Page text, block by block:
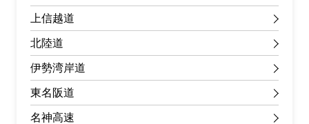
上信越道
北陸道
伊勢湾岸道
東名阪道
名神高速